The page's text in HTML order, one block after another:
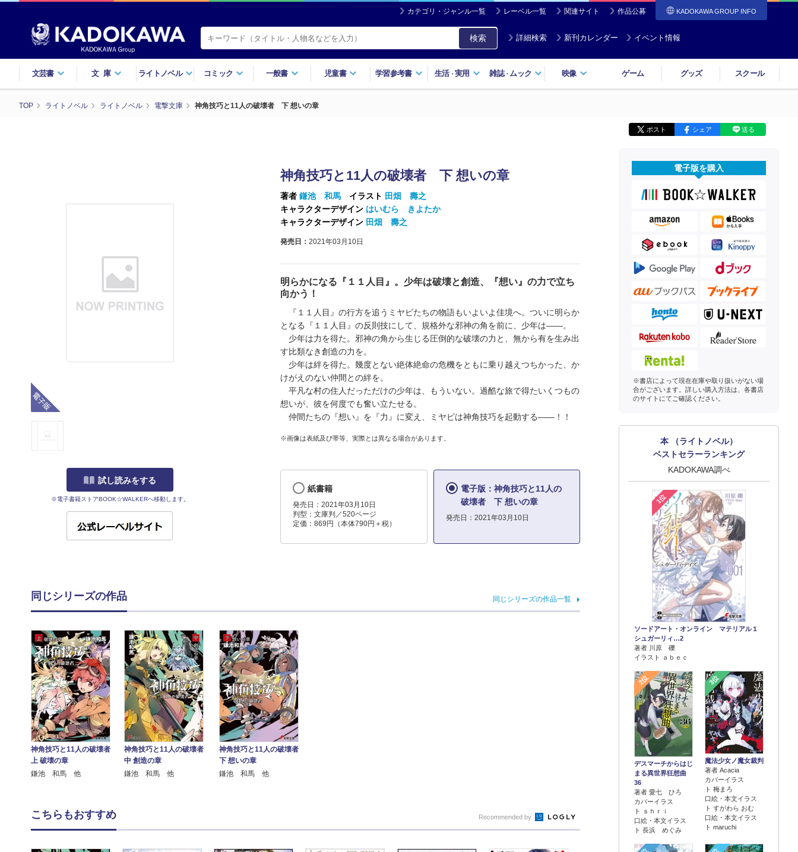
カテゴリ・ジャンル一覧 レーベル一覧 関連サイト 作品公募 KADOKAWA GROUP INFO
検索 詳細検索 新刊カレンダー イベント情報
文芸書 文庫 ライトノベル コミック 一般書 児童書 学習参考書 生活・実用 雑誌・ ムック 映像 ゲーム グッズ スクール
TOP ライトノベル ライトノベル 電撃文庫 神角技巧と11人の破壊者 下 想いの章
ポスト シェア 送る
試し読みをする
※電子書籍ストアBOOK☆WALKERへ移動します。
神角技巧と11人の破壊者 下 想いの章
著者 鎌池 和馬 イラスト 田畑 壽之
キャラクターデザイン はいむら きよたか
キャラクターデザイン 田畑 壽之
発売日： 2021年03月10日
明らかになる『１１人目』。少年は破壊と創造、『想い』の力で立ち
向かう！
『１１人目』の行方を追うミヤビたちの物語もいよいよ佳境へ。ついに明らか
となる『１１人目』の反則技にして、規格外な邪神の角を前に、少年は――。
少年は力を得た。邪神の角から生じる圧倒的な破壊の力と、無から有を生み出
す比類なき創造の力を。
少年は絆を得た。幾度とない絶体絶命の危機をともに乗り越えつちかった、か
けがえのない仲間との絆を。
平凡な村の住人だっただけの少年は、もういない。過酷な旅で得たいくつもの
想いが、彼を何度でも奮い立たせる。
仲間たちの『想い』を『力』に変え、ミヤビは神角技巧を起動する――！！
※画像は表紙及び帯等、実際とは異なる場合があります。
紙書籍
発売日：2021年03月10日
判型：文庫判／520ページ
定価：869円（本体790円＋税）
電子版：神角技巧と11人の
破壊者 下 想いの章
発売日：2021年03月10日
同じシリーズの作品 同じシリーズの作品一覧
神角技巧と11人の破壊者
上 破壊の章
鎌池 和馬 他
神角技巧と11人の破壊者
中 創造の章
鎌池 和馬 他
神角技巧と11人の破壊者
下 想いの章
鎌池 和馬 他
電子版を購入
※書店によって現在在庫や取り扱いがない場
合がございます。詳しい購入方法は、各書店
のサイトにてご確認ください。
本 （ライトノベル）
ベストセラーランキング
KADOKAWA調べ
1位
ソードアート・オンライン マテリアル１
シュガーリィ…2
著者 川原 礫
イラスト ａｂｅｃ
2位
デスマーチからはじ
まる異世界狂想曲
36
著者 愛七 ひろ
カバーイラス
ト ｓｈｒｉ
口絵・本文イラス
ト 長浜 めぐみ
3位
魔法少女ノ魔女裁判
著者 Acacia
カバーイラス
ト 梅まろ
口絵・本文イラス
ト すがわら おむ
口絵・本文イラス
ト maruchi
こちらもおすすめ Recommended by